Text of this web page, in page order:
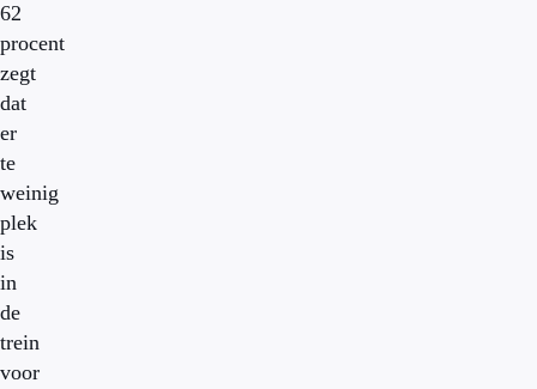
62
procent
zegt
dat
er
te
weinig
plek
is
in
de
trein
voor